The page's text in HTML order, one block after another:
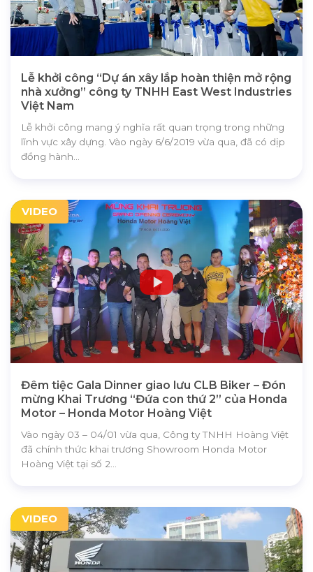
Lễ khởi công “Dự án xây lắp hoàn thiện mở rộng
nhà xưởng” công ty TNHH East West Industries
Việt Nam
Lễ khởi công mang ý nghĩa rất quan trọng trong những
lĩnh vực xây dựng. Vào ngày 6/6/2019 vừa qua, đã có dịp
đồng hành...
VIDEO
Đêm tiệc Gala Dinner giao lưu CLB Biker – Đón
mừng Khai Trương “Đứa con thứ 2” của Honda
Motor – Honda Motor Hoàng Việt
Vào ngày 03 – 04/01 vừa qua, Công ty TNHH Hoàng Việt
đã chính thức khai trương Showroom Honda Motor
Hoàng Việt tại số 2...
VIDEO